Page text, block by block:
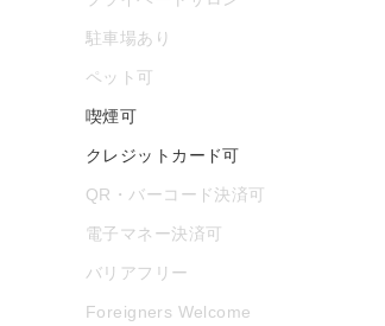
駐車場あり
ペット可
喫煙可
クレジットカード可
QR・バーコード決済可
電子マネー決済可
バリアフリー
Foreigners Welcome